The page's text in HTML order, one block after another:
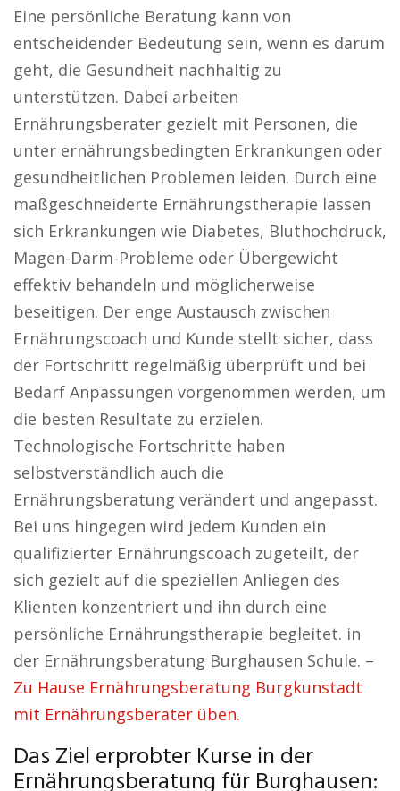
Eine persönliche Beratung kann von
entscheidender Bedeutung sein, wenn es darum
geht, die Gesundheit nachhaltig zu
unterstützen. Dabei arbeiten
Ernährungsberater gezielt mit Personen, die
unter ernährungsbedingten Erkrankungen oder
gesundheitlichen Problemen leiden. Durch eine
maßgeschneiderte Ernährungstherapie lassen
sich Erkrankungen wie Diabetes, Bluthochdruck,
Magen-Darm-Probleme oder Übergewicht
effektiv behandeln und möglicherweise
beseitigen. Der enge Austausch zwischen
Ernährungscoach und Kunde stellt sicher, dass
der Fortschritt regelmäßig überprüft und bei
Bedarf Anpassungen vorgenommen werden, um
die besten Resultate zu erzielen.
Technologische Fortschritte haben
selbstverständlich auch die
Ernährungsberatung verändert und angepasst.
Bei uns hingegen wird jedem Kunden ein
qualifizierter Ernährungscoach zugeteilt, der
sich gezielt auf die speziellen Anliegen des
Klienten konzentriert und ihn durch eine
persönliche Ernährungstherapie begleitet. in
der Ernährungsberatung Burghausen Schule. –
Zu Hause Ernährungsberatung Burgkunstadt
mit Ernährungsberater üben.
Das Ziel erprobter Kurse in der
Ernährungsberatung für Burghausen: